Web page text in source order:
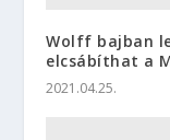
Wolff bajban
elcsábíthat a
2021.04.25.